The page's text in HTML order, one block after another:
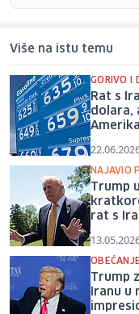
Više na istu temu
GORIVO I
Rat s
dolara,
NAJAVIO
Trump
rat s
Trump
Iranu u